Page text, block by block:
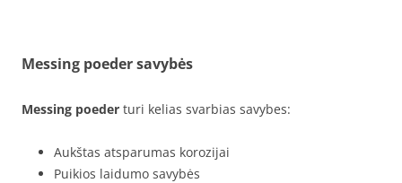
Messing poeder savybės
Messing poeder turi kelias svarbias savybes:
Aukštas atsparumas korozijai
Puikios laidumo savybės